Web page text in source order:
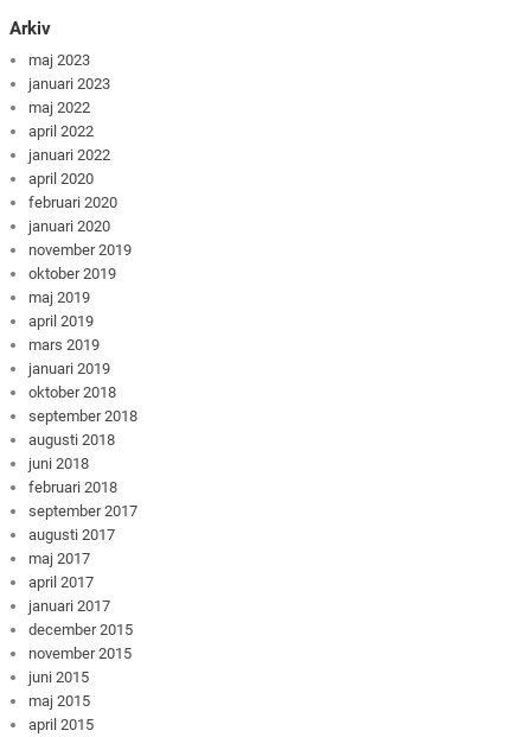
Arkiv
maj 2023
januari 2023
maj 2022
april 2022
januari 2022
april 2020
februari 2020
januari 2020
november 2019
oktober 2019
maj 2019
april 2019
mars 2019
januari 2019
oktober 2018
september 2018
augusti 2018
juni 2018
februari 2018
september 2017
augusti 2017
maj 2017
april 2017
januari 2017
december 2015
november 2015
juni 2015
maj 2015
april 2015